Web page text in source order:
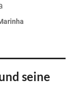
seine